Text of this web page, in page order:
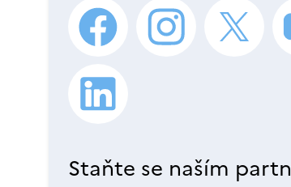
Staňte se naším